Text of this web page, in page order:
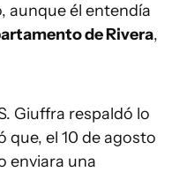
aunque él entendía
de Rivera,
Giuffra respaldó lo
que, el 10 de agosto
enviara una